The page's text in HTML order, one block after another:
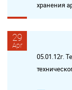
хранения
29
Apr
05.01.12г.